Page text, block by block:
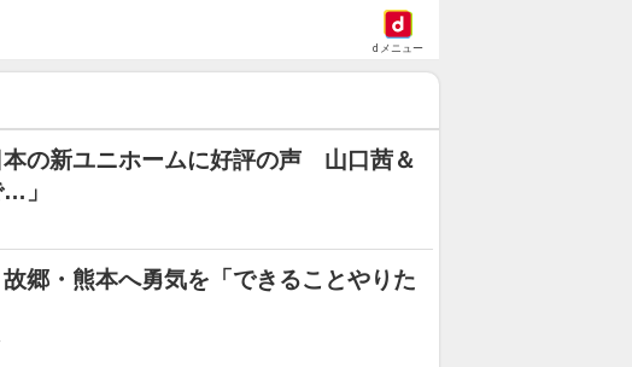
dメニュー
本の新ユニホームに好評の声 山口茜＆
」
郷・熊本へ勇気を「できることやりた